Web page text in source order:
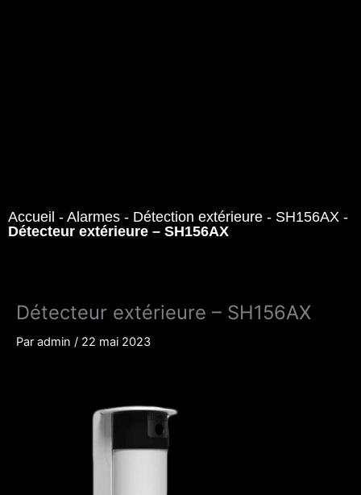
Accueil - Alarmes - Détection extérieure - SH156AX -
Détecteur extérieure – SH156AX
Détecteur extérieure – SH156AX
Par admin / 22 mai 2023